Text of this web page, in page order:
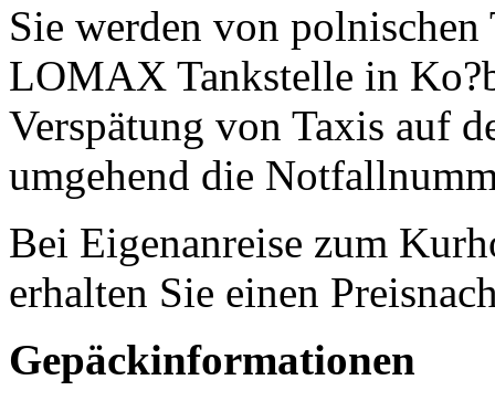
Sie werden von
LOMAX Tankstelle in
Verspätung von Taxis auf
umgehend die
Bei Eigenanreise zum
erhalten Sie einen
Gepäckinformationen